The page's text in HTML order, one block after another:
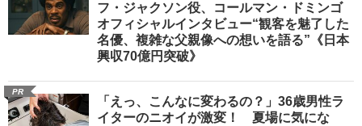
フ・ジャクソン役、コールマン・ドミンゴ
オフィシャルインタビュー“観客を魅了した
名優、複雑な父親像への想いを語る”《日本
興収70億円突破》
PR
「えっ、こんなに変わるの？」36歳男性ラ
イターのニオイが激変！ 夏場に気にな